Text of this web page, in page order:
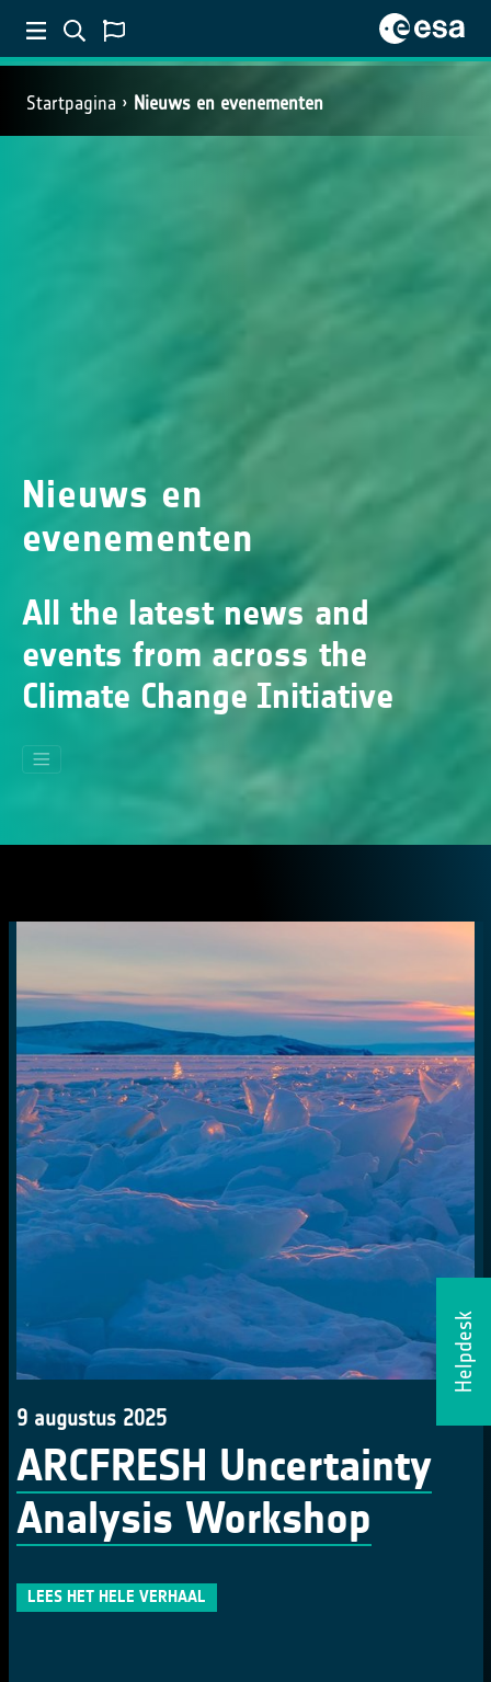
Startpagina Nieuws en evenementen
Helpdesk
Nieuws en
evenementen
All the latest news and
events from across the
Climate Change Initiative
9 augustus 2025
ARCFRESH Uncertainty
Analysis Workshop
LEES HET HELE VERHAAL